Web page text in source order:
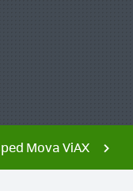
Mova ViAX